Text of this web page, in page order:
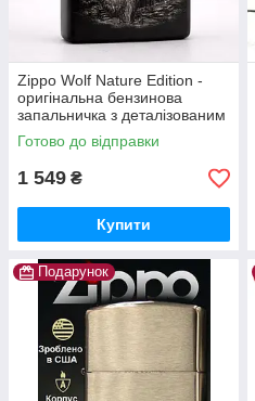
Zippo Wolf Nature Edition -
оригінальна бензинова
запальничка з деталізованим
фото гравіюванням вовка.
Чорна матова, USA
Готово до відправки
1 549 ₴
Купити
Подарунок